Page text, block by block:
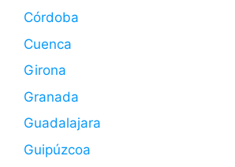
Córdoba
Cuenca
Girona
Granada
Guadalajara
Guipúzcoa